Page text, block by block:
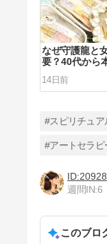
なぜ守護龍と
要？40代から
14日前
遠慮ばかりの
方法とは？本
#スピリチュア
#アートセラピ
週間IN:6
このブロ